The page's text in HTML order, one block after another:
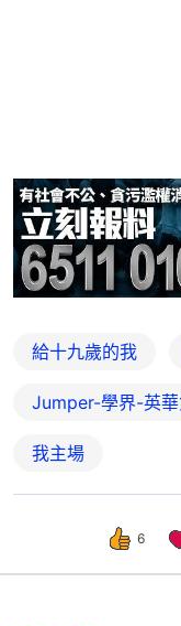
給十九歲的我
Jumper-學界-英
我主場
6